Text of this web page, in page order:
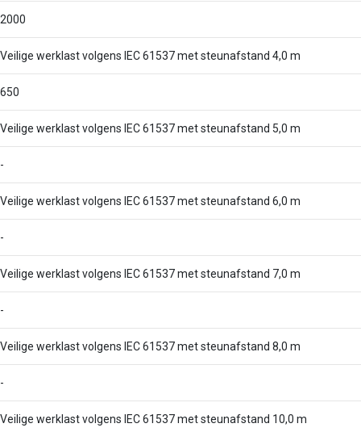
2000
Veilige werklast volgens IEC 61537 met steunafstand 4,0 m
650
Veilige werklast volgens IEC 61537 met steunafstand 5,0 m
-
Veilige werklast volgens IEC 61537 met steunafstand 6,0 m
-
Veilige werklast volgens IEC 61537 met steunafstand 7,0 m
-
Veilige werklast volgens IEC 61537 met steunafstand 8,0 m
-
Veilige werklast volgens IEC 61537 met steunafstand 10,0 m